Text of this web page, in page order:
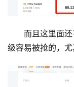
而且这里面
级容易被抢的，尤